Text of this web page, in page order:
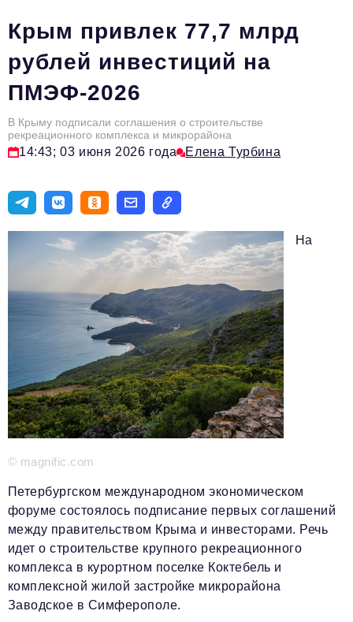
Цитаты
Аналитика
Главное
Интервью
Сделано в России
Точки роста
Инвестиции
Управление
Красота и здоровье
Энергетика
Недвижимость
Политика
Общество
Транспорт
Крым привлек 77,7 млрд
рублей инвестиций на
ПМЭФ-2026
В Крыму подписали соглашения о строительстве
рекреационного комплекса и микрорайона
14:43; 03 июня 2026 года Елена Турбина
© magnific.com
На
Петербургском международном экономическом
форуме состоялось подписание первых соглашений
между правительством Крыма и инвесторами. Речь
идет о строительстве крупного рекреационного
комплекса в курортном поселке Коктебель и
комплексной жилой застройке микрорайона
Заводское в Симферополе.